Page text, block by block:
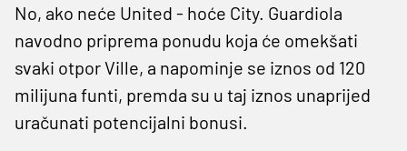
No, ako neće United - hoće City. Guardiola
navodno priprema ponudu koja će omekšati
svaki otpor Ville, a napominje se iznos od 120
milijuna funti, premda su u taj iznos unaprijed
uračunati potencijalni bonusi.